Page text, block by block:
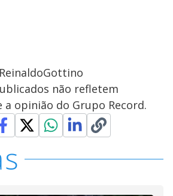
não refletem
a opinião do Grupo Record.